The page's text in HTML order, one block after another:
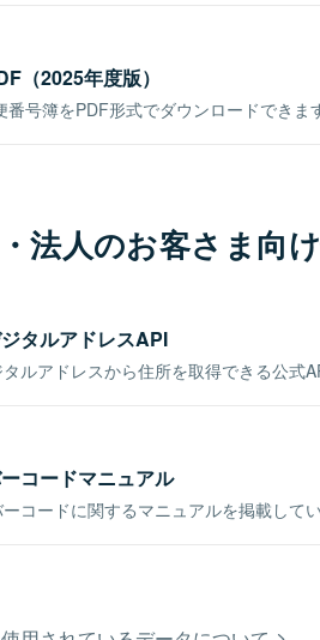
（2025年度版）
号簿をPDF形式でダウンロードできま
法人のお客さま向
タルアドレスAPI
ルアドレスから住所を取得できる公式
コードマニュアル
コードに関するマニュアルを掲載してい